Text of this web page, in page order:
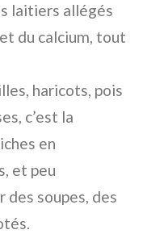
laitiers allégés
du calcium, tout
haricots, pois
c’est la
en
et peu
des soupes, des